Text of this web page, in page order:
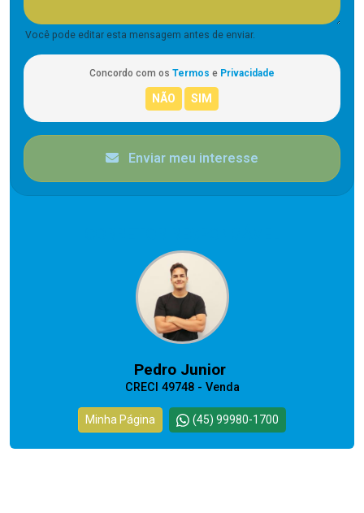
Você pode editar esta mensagem antes de enviar.
Concordo com os Termos e Privacidade
Enviar meu interesse
Pedro Junior
CRECI 49748 - Venda
Minha Página (45) 99980-1700